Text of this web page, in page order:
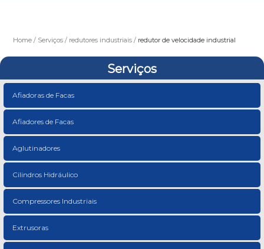
Home Serviços redutores industriais redutor de velocidade industrial
Serviços
Afiadoras de Facas
Afiadores de Facas
Aglutinadores
Cilindros Hidráulico
Compressores Industriais
Extrusoras